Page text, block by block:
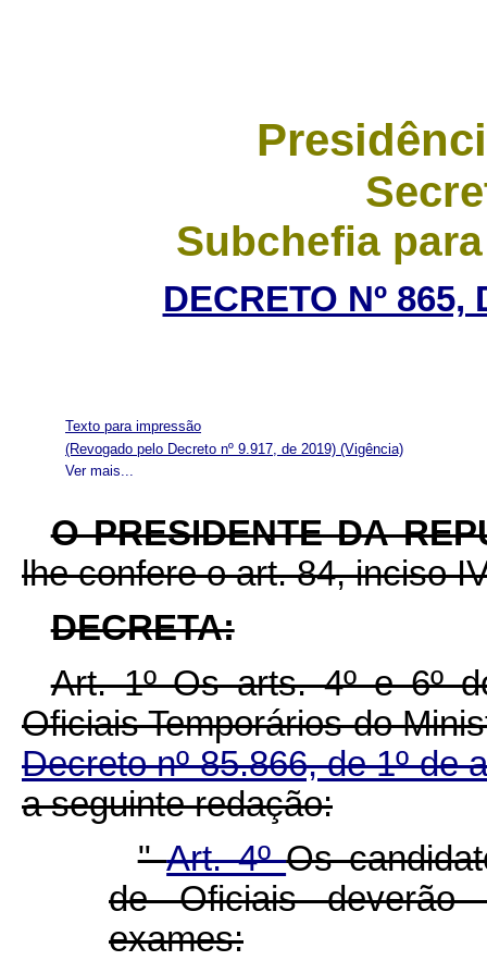
Subchefia
DECRETO Nº 865,
Texto para impressão
Ver mais...
(Revogado pelo Decreto nº 9.917, de 2019) (Vigência)
O PRESIDENTE DA
lhe confere o art. 84, inciso
DECRETA:
Art. 1º Os arts. 4º e 6º
Oficiais Temporários do
Decreto nº 85.866, de 1º de
a seguinte redação:
"Art. 4ºOs
de Oficiais deverão
exames: